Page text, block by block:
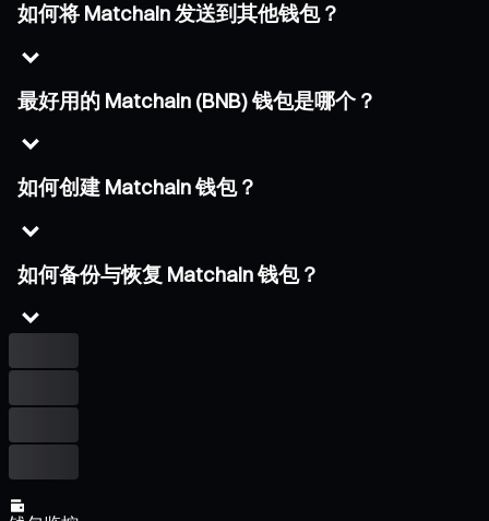
如何将 Matchain 发送到其他钱包？
最好用的 Matchain (BNB) 钱包是哪个？
如何创建 Matchain 钱包？
如何备份与恢复 Matchain 钱包？